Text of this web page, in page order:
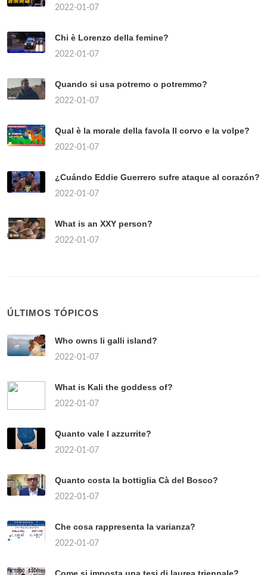
2022-01-07
Chi è Lorenzo della femine?
2022-01-07
Quando si usa potremo o potremmo?
2022-01-07
Qual è la morale della favola Il corvo e la volpe?
2022-01-07
¿Cuándo Eddie Guerrero sufre ataque al corazón?
2022-01-07
What is an XXY person?
2022-01-07
ÚLTIMOS TÓPICOS
Who owns li galli island?
2022-01-07
What is Kali the goddess of?
2022-01-07
Quanto vale l azzurrite?
2022-01-07
Quanto costa la bottiglia Cà del Bosco?
2022-01-07
Che cosa rappresenta la varianza?
2022-01-07